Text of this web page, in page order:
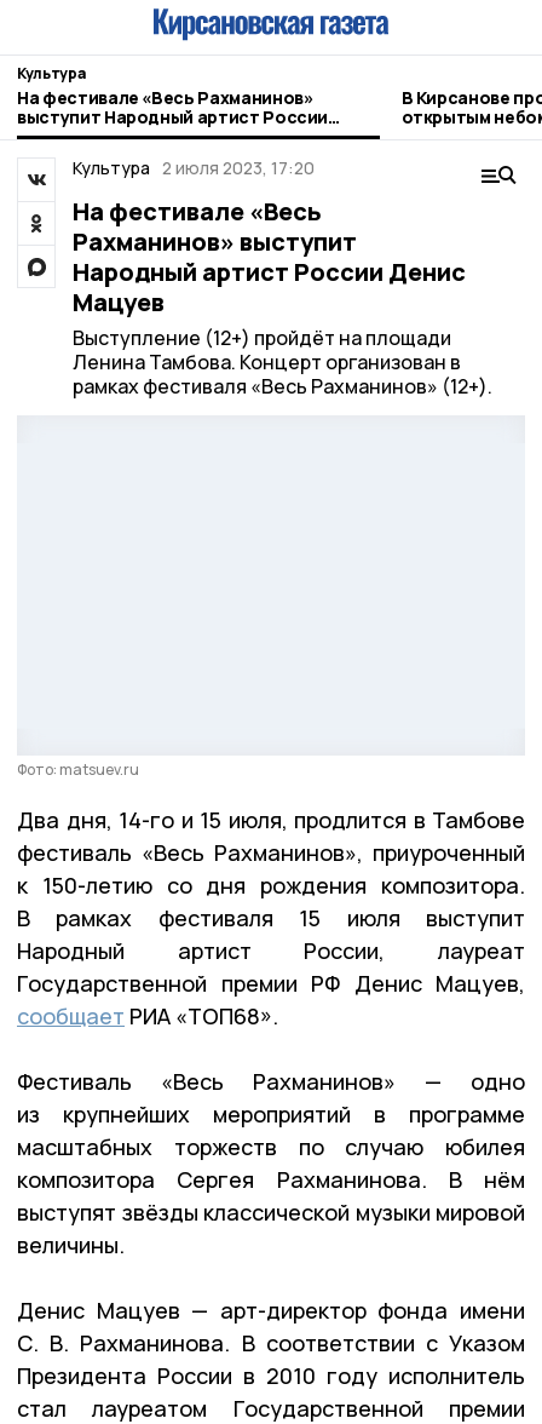
Культура
На фестивале «Весь Рахманинов»
выступит Народный артист России
Денис Мацуев
В Кирсанове
открытым
Культура 2 июля 2023, 17:20
На фестивале «Весь
Рахманинов» выступит
Народный артист России Денис
Мацуев
Выступление (12+) пройдёт на площади
Ленина Тамбова. Концерт организован в
рамках фестиваля «Весь Рахманинов» (12+).
Фото: matsuev.ru
Два дня, 14-го и 15 июля, продлится в Тамбове
фестиваль «Весь Рахманинов», приуроченный
к 150-летию со дня рождения композитора.
В рамках фестиваля 15 июля выступит
Народный артист России, лауреат
Государственной премии РФ Денис Мацуев,
сообщает РИА «ТОП68».
Фестиваль «Весь Рахманинов» — одно
из крупнейших мероприятий в программе
масштабных торжеств по случаю юбилея
композитора Сергея Рахманинова. В нём
выступят звёзды классической музыки мировой
величины.
Денис Мацуев — арт-директор фонда имени
С. В. Рахманинова. В соответствии с Указом
Президента России в 2010 году исполнитель
стал лауреатом Государственной премии